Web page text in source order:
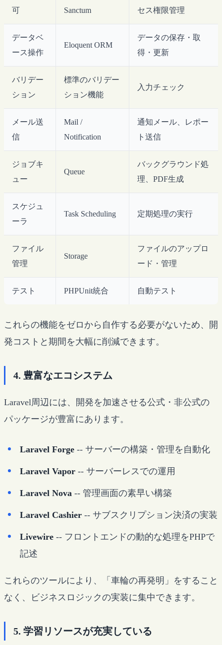
可 Sanctum セス権限管理
データベ
ース操作
Eloquent ORM
データの保存・取
得・更新
バリデー
ション
標準のバリデー
ション機能
入力チェック
メール送
信
Mail /
Notification
通知メール、レポー
ト送信
ジョブキ
ュー
Queue
バックグラウンド処
理、PDF生成
スケジュ
ーラ
Task Scheduling 定期処理の実行
ファイル
管理
Storage
ファイルのアップロ
ード・管理
テスト PHPUnit統合 自動テスト
これらの機能をゼロから自作する必要がないため、開
発コストと期間を大幅に削減できます。
4. 豊富なエコシステム
Laravel周辺には、開発を加速させる公式・非公式の
パッケージが豊富にあります。
Laravel Forge -- サーバーの構築・管理を自動化
Laravel Vapor -- サーバーレスでの運用
Laravel Nova -- 管理画面の素早い構築
Laravel Cashier -- サブスクリプション決済の実装
Livewire -- フロントエンドの動的な処理をPHPで
記述
これらのツールにより、「車輪の再発明」をすること
なく、ビジネスロジックの実装に集中できます。
5. 学習リソースが充実している